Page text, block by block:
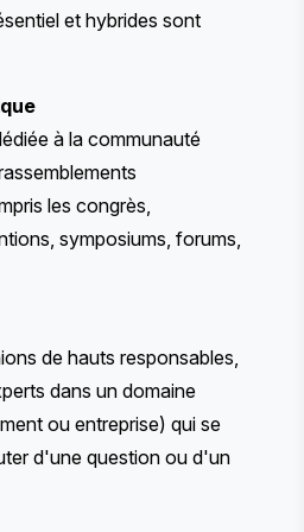
et hybrides sont
à la communauté
les congrès,
symposiums, forums,
de hauts responsables,
dans un domaine
ou entreprise) qui se
d'une question ou d'un